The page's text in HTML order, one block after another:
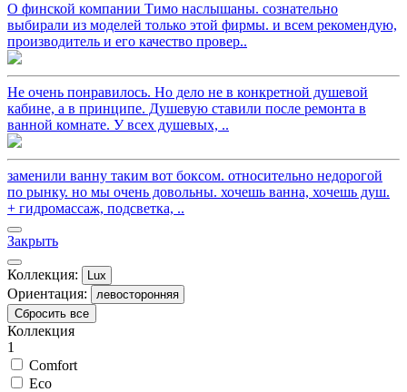
О финской компании Тимо наслышаны. сознательно
выбирали из моделей только этой фирмы. и всем рекомендую,
производитель и его качество провер..
Не очень понравилось. Но дело не в конкретной душевой
кабине, а в принципе. Душевую ставили после ремонта в
ванной комнате. У всех душевых, ..
заменили ванну таким вот боксом. относительно недорогой
по рынку. но мы очень довольны. хочешь ванна, хочешь душ.
+ гидромассаж, подсветка, ..
Закрыть
Коллекция: Lux
Ориентация:
левосторонняя
Сбросить все
Коллекция
1
Comfort
Eco